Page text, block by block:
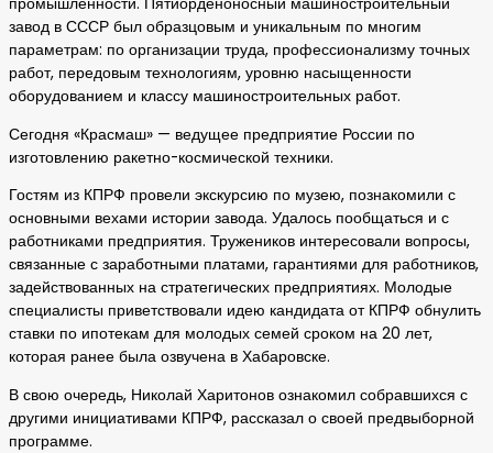
завод в СССР был образцовым и уникальным по многим
параметрам: по организации труда, профессионализму точных
работ, передовым технологиям, уровню насыщенности
оборудованием и классу машиностроительных работ.
Сегодня «Красмаш» — ведущее предприятие России по
изготовлению ракетно-космической техники.
Гостям из КПРФ провели экскурсию по музею, познакомили с
основными вехами истории завода. Удалось пообщаться и с
работниками предприятия. Тружеников интересовали вопросы,
связанные с заработными платами, гарантиями для работников,
задействованных на стратегических предприятиях. Молодые
специалисты приветствовали идею кандидата от КПРФ обнулить
ставки по ипотекам для молодых семей сроком на 20 лет,
которая ранее была озвучена в Хабаровске.
В свою очередь, Николай Харитонов ознакомил собравшихся с
другими инициативами КПРФ, рассказал о своей предвыборной
программе.